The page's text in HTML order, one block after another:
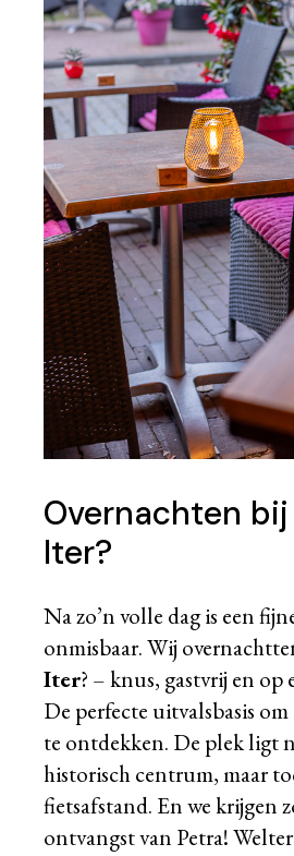
Overnachten bij
Iter?
Na zo’n volle dag is een
onmisbaar. Wij
Iter? – knus, gastvrij en op
De perfecte uitvalsbasis
te ontdekken. De plek ligt
historisch centrum, maar
fietsafstand. En we krijgen
ontvangst van Petra!